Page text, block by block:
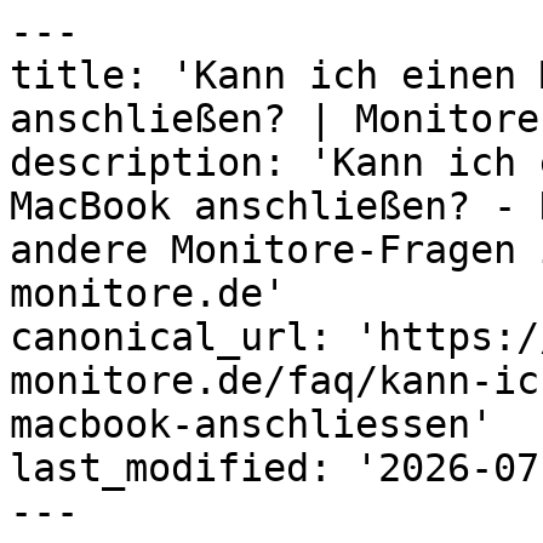
---
title: 'Kann ich einen
anschließen? |
description: 'Kann ich
MacBook anschließen?
andere Monitore-
monitore.de'
canonical_url: 'https://
monitore.de/faq/kann-
macbook-anschliessen'
last_modified: '2026-
---